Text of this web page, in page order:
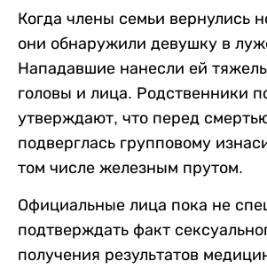
Когда члены семьи вернулись
они обнаружили девушку в
Нападавшие нанесли ей
головы и лица. Родственники
утверждают, что перед
подверглась групповому
том числе железным прутом.
Официальные лица пока не
подтверждать факт
получения результатов